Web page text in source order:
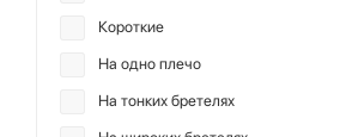
Короткие
На одно плечо
На тонких бретелях